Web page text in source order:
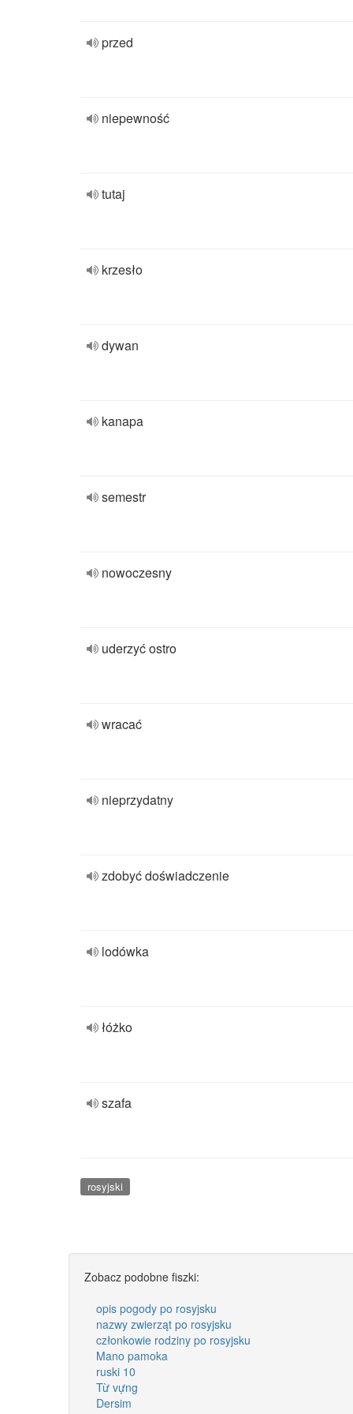
przed
niepewność
tutaj
krzesło
dywan
kanapa
semestr
nowoczesny
uderzyć ostro
wracać
nieprzydatny
zdobyć doświadczenie
lodówka
łóżko
szafa
rosyjski
Zobacz podobne fiszki:
opis pogody po rosyjsku
nazwy zwierząt po rosyjsku
członkowie rodziny po rosyjsku
Mano pamoka
ruski 10
Từ vựng
Dersim